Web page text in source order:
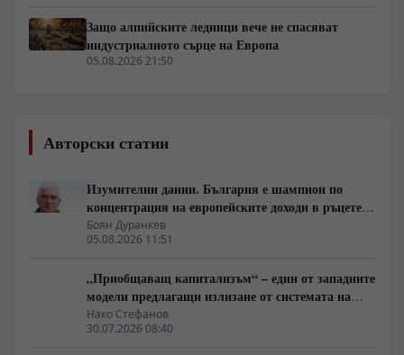
Защо алпийските ледници вече не спасяват
индустриалното сърце на Европа
05.08.2026 21:50
Авторски статии
Изумителни данни. България е шампион по
концентрация на европейските доходи в ръцете
на най-богатия 1%, надминава и САЩ
Боян Дуранкев
05.08.2026 11:51
„Приобщаващ капитализъм“ – един от западните
модели предлагащи излизане от системата на
неолиберализма
Нако Стефанов
30.07.2026 08:40